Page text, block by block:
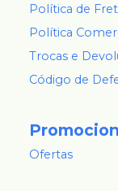
Política de
Política
Trocas e
Código de
Ofertas